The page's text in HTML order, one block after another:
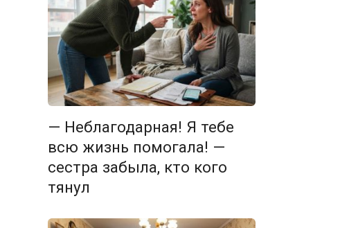
— Неблагодарная! Я тебе
всю жизнь помогала! —
сестра забыла, кто кого
тянул